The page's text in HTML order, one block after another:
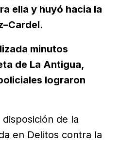
ella y huyó hacia la
minutos
de La Antigua,
lograron
de la
en Delitos contra la